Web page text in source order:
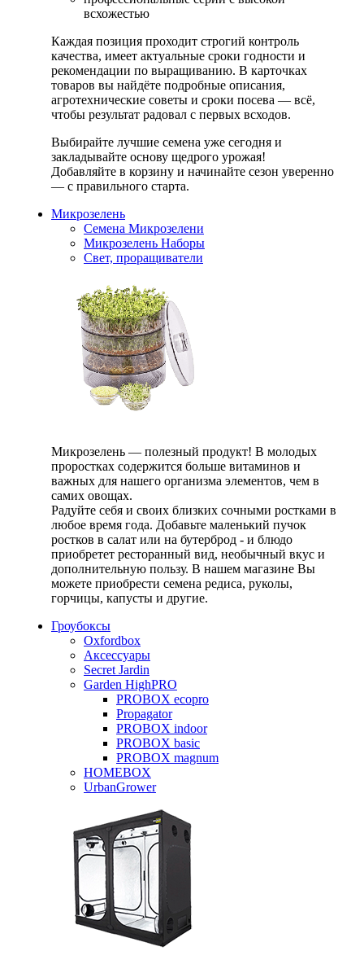
всхожестью
Каждая позиция проходит строгий контроль
качества, имеет актуальные сроки годности и
рекомендации по выращиванию. В карточках
товаров вы найдёте подробные описания,
агротехнические советы и сроки посева — всё,
чтобы результат радовал с первых всходов.
Выбирайте лучшие семена уже сегодня и
закладывайте основу щедрого урожая!
Добавляйте в корзину и начинайте сезон уверенно
— с правильного старта.
Микрозелень
Семена Микрозелени
Микрозелень Наборы
Свет, проращиватели
Микрозелень — полезный продукт! В молодых
проростках содержится больше витаминов и
важных для нашего организма элементов, чем в
самих овощах.
Радуйте себя и своих близких сочными ростками в
любое время года. Добавьте маленький пучок
ростков в салат или на бутерброд - и блюдо
приобретет ресторанный вид, необычный вкус и
дополнительную пользу. В нашем магазине Вы
можете приобрести семена редиса, руколы,
горчицы, капусты и другие.
Гроубоксы
Oxfordbox
Аксессуары
Secret Jardin
Garden HighPRO
PROBOX ecopro
Propagator
PROBOX indoor
PROBOX basic
PROBOX magnum
HOMEBOX
UrbanGrower